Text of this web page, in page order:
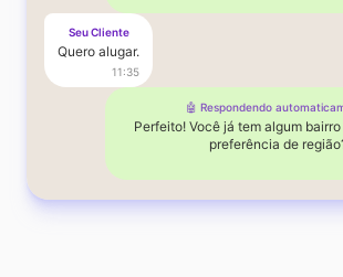
Seu Cliente
Quero alugar.
11:35
🤖 Respondendo
Perfeito! Você já tem algum
preferência de